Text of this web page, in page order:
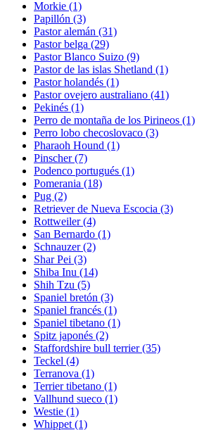
Morkie (1)
Papillón (3)
Pastor alemán (31)
Pastor belga (29)
Pastor Blanco Suizo (9)
Pastor de las islas Shetland (1)
Pastor holandés (1)
Pastor ovejero australiano (41)
Pekinés (1)
Perro de montaña de los Pirineos (1)
Perro lobo checoslovaco (3)
Pharaoh Hound (1)
Pinscher(7)
Podenco portugués (1)
Pomerania (18)
Pug (2)
Retriever de Nueva Escocia (3)
Rottweiler(4)
San Bernardo (1)
Schnauzer(2)
Shar Pei (3)
Shiba Inu (14)
Shih Tzu (5)
Spaniel bretón (3)
Spaniel francés (1)
Spaniel tibetano (1)
Spitz japonés (2)
Staffordshire bull terrier(35)
Teckel (4)
Terranova (1)
Terrier tibetano (1)
Vallhund sueco (1)
Westie (1)
Whippet (1)